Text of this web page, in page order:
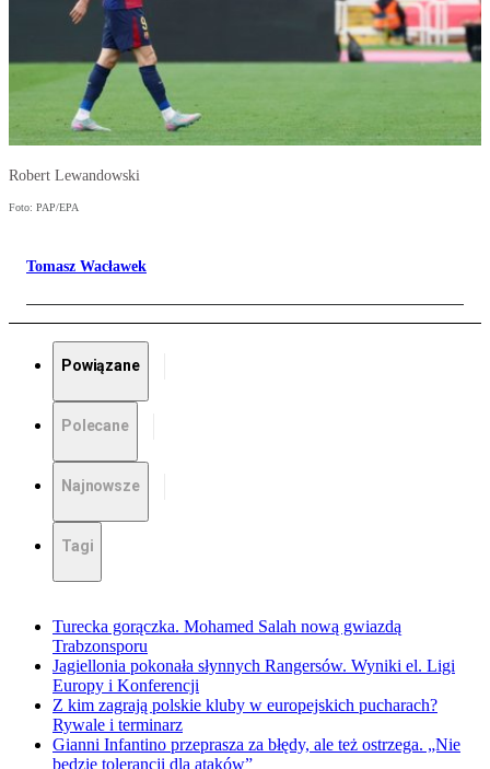
Robert Lewandowski
Foto: PAP/EPA
Tomasz Wacławek
Powiązane
Polecane
Najnowsze
Tagi
Turecka gorączka. Mohamed Salah nową gwiazdą
Trabzonsporu
Jagiellonia pokonała słynnych Rangersów. Wyniki el. Ligi
Europy i Konferencji
Z kim zagrają polskie kluby w europejskich pucharach?
Rywale i terminarz
Gianni Infantino przeprasza za błędy, ale też ostrzega. „Nie
będzie tolerancji dla ataków”